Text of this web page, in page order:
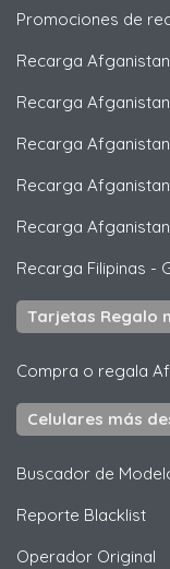
Promociones de
Recarga Afganistan
Recarga Afganistan
Recarga Afganistan
Recarga Afganistan
Recarga Afganistan
Recarga Filipinas -
Tarjetas Regalo
Compra o regala
Celulares más
Buscador de
Reporte Blacklist
Operador Original